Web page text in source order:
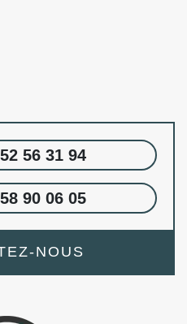
56 31 94
90 06 05
NOUS